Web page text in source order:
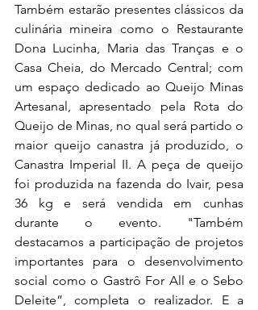
Também estarão presentes clássicos da
culinária mineira como o Restaurante
Dona Lucinha, Maria das Tranças e o
Casa Cheia, do Mercado Central; com
um espaço dedicado ao Queijo Minas
Artesanal, apresentado pela Rota do
Queijo de Minas, no qual será partido o
maior queijo canastra já produzido, o
Canastra Imperial II. A peça de queijo
foi produzida na fazenda do Ivair, pesa
36 kg e será vendida em cunhas
durante o evento.
"Também
destacamos a participação de projetos
importantes para o desenvolvimento
social como o Gastrô For All e o Sebo
Deleite”, completa o realizador. E a